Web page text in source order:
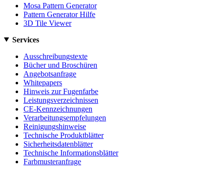
Mosa Pattern Generator
Pattern Generator Hilfe
3D Tile Viewer
Services
Ausschreibungstexte
Bücher und Broschüren
Angebotsanfrage
Whitepapers
Hinweis zur Fugenfarbe
Leistungsverzeichnissen
CE-Kennzeichnungen
Verarbeitungsempfelungen
Reinigungshinweise
Technische Produktblätter
Sicherheitsdatenblätter
Technische Informationsblätter
Farbmusteranfrage